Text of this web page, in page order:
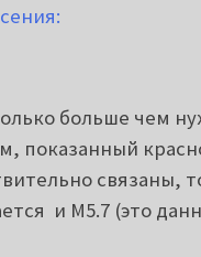
больше чем
показанный
связаны,
и М5.7 (это